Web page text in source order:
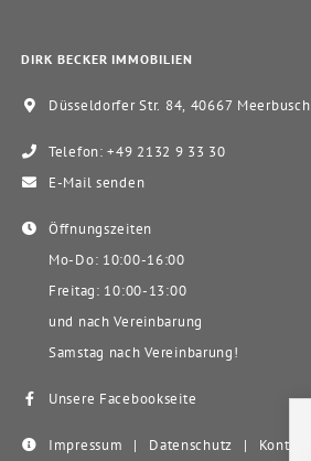
DIRK BECKER IMMOBILIEN
Düsseldorfer Str. 84, 40667 Meerbusch
Telefon: +49 2132 9 33 30
E-Mail senden
Öffnungszeiten
Mo-Do: 10:00-16:00
Freitag: 10:00-13:00
und nach Vereinbarung
Samstag nach Vereinbarung!
Unsere Facebookseite
Impressum | Datenschutz | Kontakt